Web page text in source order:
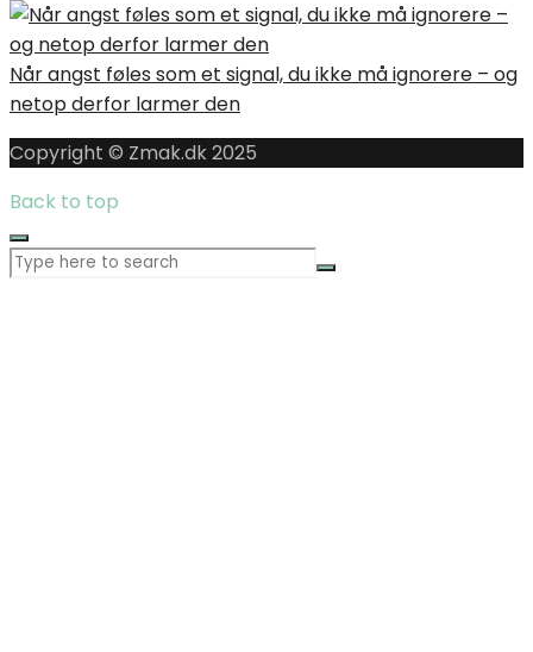
Når angst føles som et signal, du ikke må ignorere – og
netop derfor larmer den
Copyright © Zmak.dk 2025
Back to top